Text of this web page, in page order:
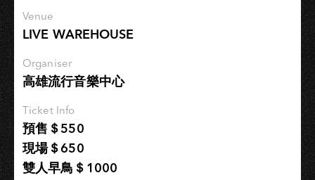
的
興
Infernal
Avenge
異
族
亡
Venue
LIVE WAREHOUSE
Organiser
高雄流行音樂中心
Ticket Info
預售＄550
現場＄650
雙人早鳥＄1000